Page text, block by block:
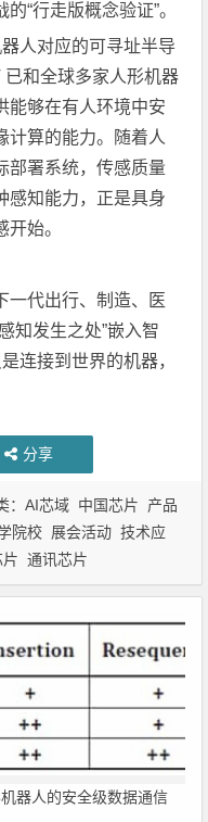
“行走版概念验证”。
人对应的可寻址半导
和全球多家人形机器
能够在有人环境中安
计算的能力。随着人
部署系统，传感质量
感知能力，正是具身
始。
一代出行、制造、医
知发生之处”嵌入智
连接到世界的机器，
分享
：AI芯域 中国芯片
产品
院校 展会活动 技术应
通讯芯片
器人的安全级数据通信